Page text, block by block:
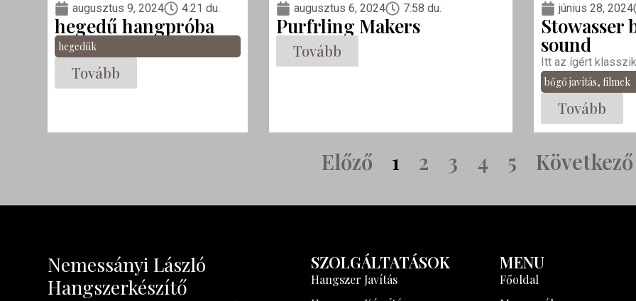
augusztus 9, 2024
4:21 du.
hegedű hangpróba
hegedűk
Tovább
augusztus 6, 2024
7:58 du.
Purfrling Makers
Tovább
június 28, 2024
Stowasser
sound
Itt az ígért
bőgő javítás, filmek
Tovább
Előző 1 2 3 4 5 Következő
Nemessányi László
Hangszerkészítő
SZOLGÁLTATÁSOK
Hangszer Javítás
MENU
Főoldal